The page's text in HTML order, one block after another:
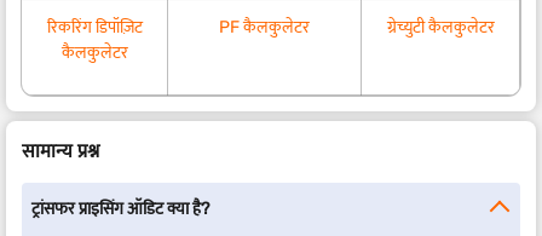
रिकरिंग डिपॉज़िट
कैलकुलेटर
PF कैलकुलेटर ग्रेच्युटी कैलकुलेटर
सामान्य प्रश्न
ट्रांसफर प्राइसिंग ऑडिट क्या है?